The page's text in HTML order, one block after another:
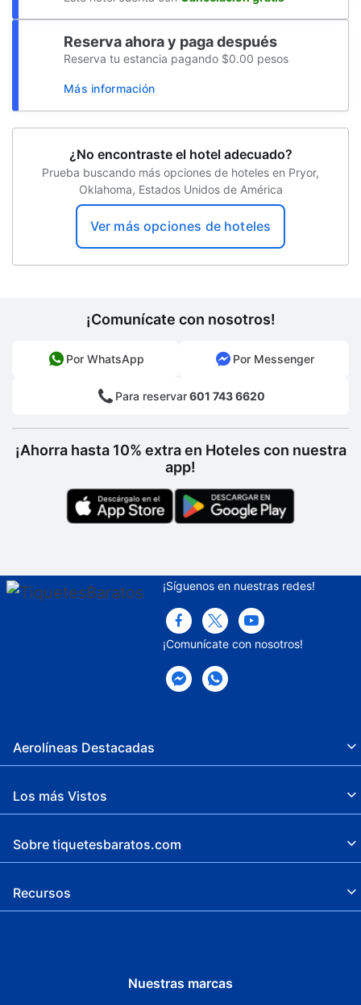
Reserva ahora y paga después
Reserva tu estancia pagando $0.00 pesos
Más información
¿No encontraste el hotel adecuado?
Prueba buscando más opciones de hoteles en Pryor,
Oklahoma, Estados Unidos de América
Ver más opciones de hoteles
¡Comunícate con nosotros!
Por WhatsApp Por Messenger
Para reservar601 743 6620
¡Ahorra hasta 10% extra en Hoteles con nuestra
app!
¡Síguenos en nuestras redes!
¡Comunícate con nosotros!
Aerolíneas Destacadas
Los más Vistos
Sobre tiquetesbaratos.com
Recursos
Nuestras marcas